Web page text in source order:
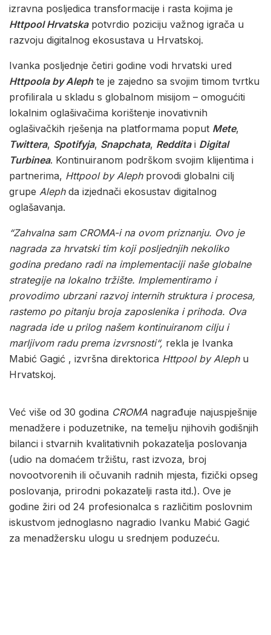
izravna posljedica transformacije i rasta kojima je
Httpool Hrvatskapotvrdio poziciju važnog igrača u
razvoju digitalnog ekosustava u Hrvatskoj.
Ivanka posljednje četiri godine vodi hrvatski ured
Httpoola by Alephte je zajedno sa svojim timom tvrtku
profilirala u skladu s globalnom misijom – omogućiti
lokalnim oglašivačima korištenje inovativnih
oglašivačkih rješenja na platformama poput Mete,
Twittera, Spotifyja, Snapchata, Redditai Digital
Turbinea. Kontinuiranom podrškom svojim klijentima i
partnerima, Httpool by Alephprovodi globalni cilj
grupe Alephda izjednači ekosustav digitalnog
oglašavanja.
“Zahvalna sam CROMA-i na ovom priznanju. Ovo je
nagrada za hrvatski tim koji posljednjih nekoliko
godina predano radi na implementaciji naše globalne
strategije na lokalno tržište. Implementiramo i
provodimo ubrzani razvoj internih struktura i procesa,
rastemo po pitanju broja zaposlenika i prihoda. Ova
nagrada ide u prilog našem kontinuiranom cilju i
marljivom radu prema izvrsnosti“, rekla je Ivanka
Mabić Gagić , izvršna direktorica Httpool by Alephu
Hrvatskoj.
Već više od 30 godina CROMA nagrađuje najuspješnije
menadžere i poduzetnike, na temelju njihovih godišnjih
bilanci i stvarnih kvalitativnih pokazatelja poslovanja
(udio na domaćem tržištu, rast izvoza, broj
novootvorenih ili očuvanih radnih mjesta, fizički opseg
poslovanja, prirodni pokazatelji rasta itd.). Ove je
godine žiri od 24 profesionalca s različitim poslovnim
iskustvom jednoglasno nagradio Ivanku Mabić Gagić
za menadžersku ulogu u srednjem poduzeću.